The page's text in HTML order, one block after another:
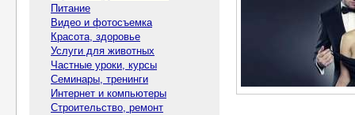
Питание
Видео и фотосъемка
Красота, здоровье
Услуги для животных
Частные уроки, курсы
Семинары, тренинги
Интернет и компьютеры
Строительство, ремонт